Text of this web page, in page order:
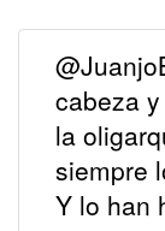
cabeza
la
siempre
Y lo han